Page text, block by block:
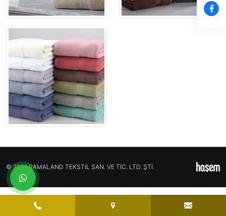
© 2026 RAMALAND TEKSTİL SAN. VE TİC. LTD. ŞTİ.